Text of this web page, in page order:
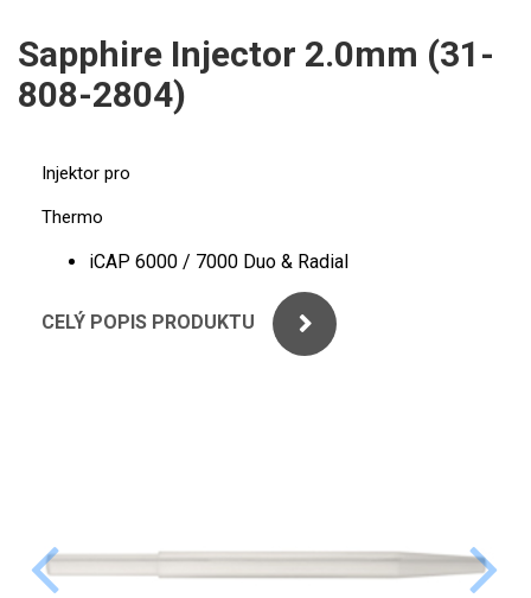
PERKINELMER
SHIMADZU
STANDARDY
ICP
Příprava vzorků
MS/SPM
Sapphire Injector 2.0mm (31-
808-2804)
Injektor pro
Thermo
iCAP 6000 / 7000 Duo & Radial
CELÝ POPIS PRODUKTU